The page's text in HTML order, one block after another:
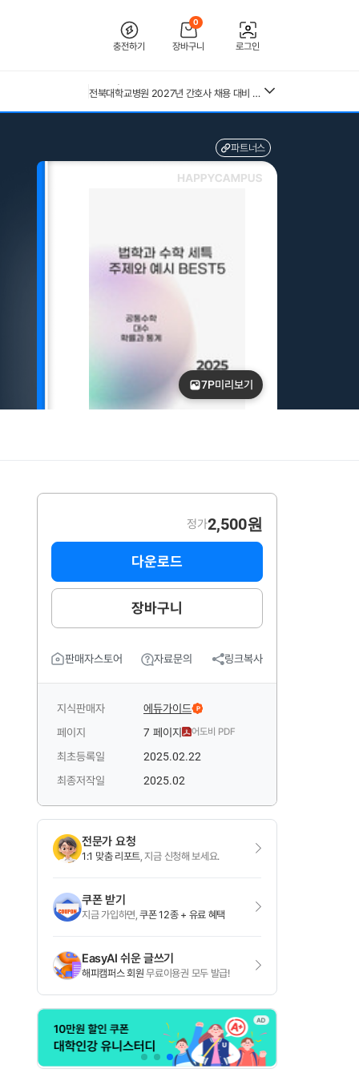
충전하기
0
장바구니 로그인
[2026 합격인증O] 전북대학교병원 간호사 채용 대비 필기+면접 기출 정리
전북대학교병원 2027년 간호사 채용 대비 필기+면접 복원(합격인증 O)
근로복지공단 울산병원 간호사 상세한 면접후기 및 기출질문답변 병원정보 직무상식 80선
26년 독학사 가정학 3단계 식생활과 건강 요약본 (24,25년 시험 복기내용 추가)
수질환경기사 필기 총정리본
혈액원 간호사 최종합격 자소서
파트너스
7P미리보기
정가2,500원
다운로드
장바구니
판매자스토어 자료문의 링크복사
지식판매자 에듀가이드 P
페이지 7 페이지 어도비 PDF
최초등록일
2025.02.22
최종저작일
2025.02
전문가 요청
1:1 맞춤 리포트, 지금 신청해 보세요.
쿠폰 받기
지금 가입하면,쿠폰 12종 + 유료 혜택
EasyAI 쉬운 글쓰기
해피캠퍼스 회원 무료이용권 모두 발급!